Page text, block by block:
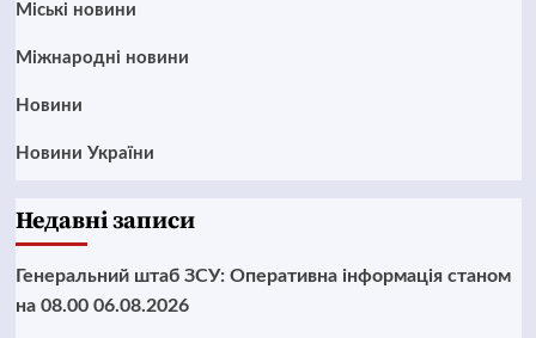
Mіські новини
Міжнародні новини
Новини
Новини України
Недавні записи
Генеральний штаб ЗСУ: Оперативна інформація станом
на 08.00 06.08.2026